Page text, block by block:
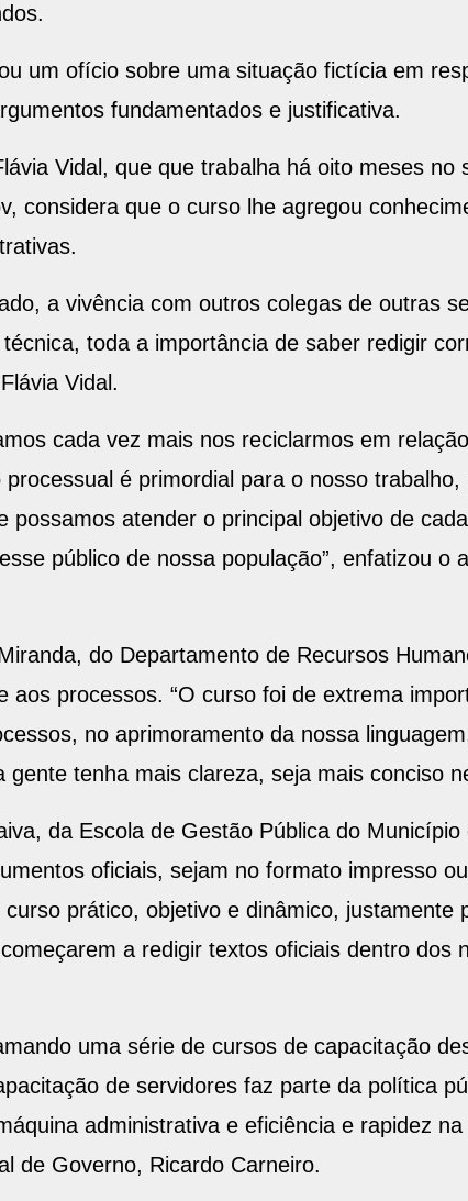
um ofício sobre uma situação fictícia em
fundamentados e justificativa.
Vidal, que que trabalha há oito meses
considera que o curso lhe agregou
a vivência com outros colegas de outras
toda a importância de saber redigir
Vidal.
cada vez mais nos reciclarmos em
é primordial para o nosso
possamos atender o principal objetivo de
público de nossa população”, enfatizou o
do Departamento de Recursos
aos processos. “O curso foi de extrema
no aprimoramento da nossa
gente tenha mais clareza, seja mais conciso
da Escola de Gestão Pública do
oficiais, sejam no formato impresso
prático, objetivo e dinâmico, justamente
a redigir textos oficiais dentro dos
uma série de cursos de capacitação
de servidores faz parte da política
administrativa e eficiência e rapidez
de Governo, Ricardo Carneiro.